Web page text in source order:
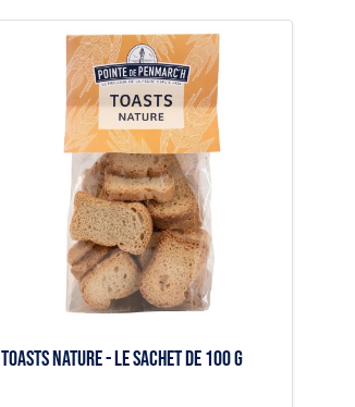
Toasts nature - le sachet de 100 g